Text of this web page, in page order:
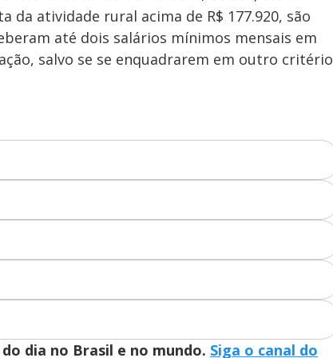
g
T
i
d
a
d
e
u
atividade rural acima de R$ 177.920, são
até dois salários mínimos mensais em
salvo se se enquadrarem em outro critério
dia no Brasil e no mundo. Siga o canal do